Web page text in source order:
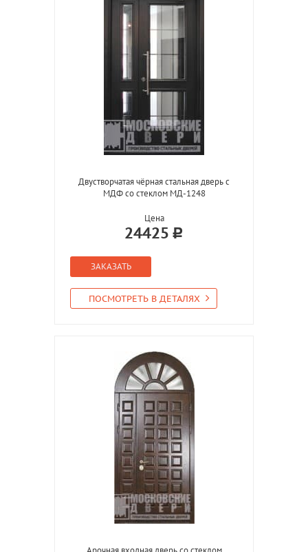
Двустворчатая чёрная стальная дверь с
МДФ со стеклом МД-1248
Цена
24425
ЗАКАЗАТЬ
ПОСМОТРЕТЬ В ДЕТАЛЯХ